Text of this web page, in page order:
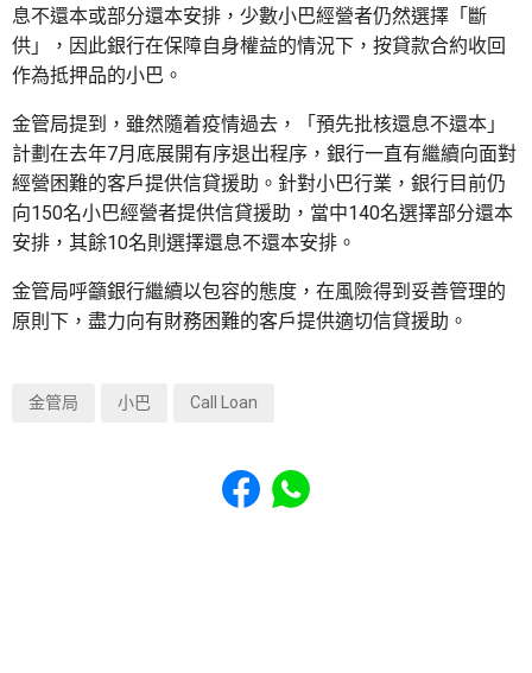
息不還本或部分還本安排，少數小巴經營者仍然選擇「斷
供」，因此銀行在保障自身權益的情況下，按貸款合約收回
作為抵押品的小巴。
金管局提到，雖然隨着疫情過去，「預先批核還息不還本」
計劃在去年7月底展開有序退出程序，銀行一直有繼續向面對
經營困難的客戶提供信貸援助。針對小巴行業，銀行目前仍
向150名小巴經營者提供信貸援助，當中140名選擇部分還本
安排，其餘10名則選擇還息不還本安排。
金管局呼籲銀行繼續以包容的態度，在風險得到妥善管理的
原則下，盡力向有財務困難的客戶提供適切信貸援助。
金管局 小巴 Call Loan
Share to Facebook
Share to WhatsApp